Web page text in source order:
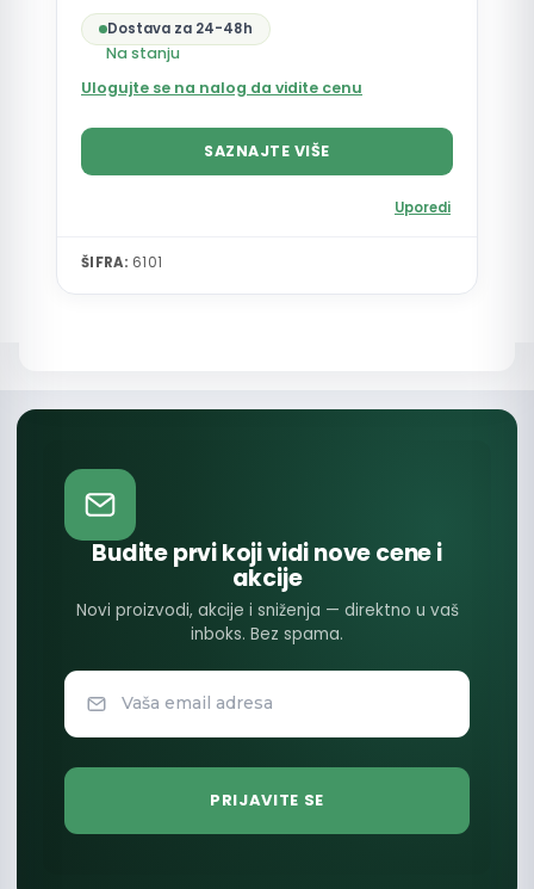
Dostava za 24-48h
Na stanju
Ulogujte se na nalog da vidite cenu
SAZNAJTE VIŠE
Uporedi
ŠIFRA: 6101
Budite prvi koji vidi nove cene i
akcije
Novi proizvodi, akcije i sniženja — direktno u vaš
inboks. Bez spama.